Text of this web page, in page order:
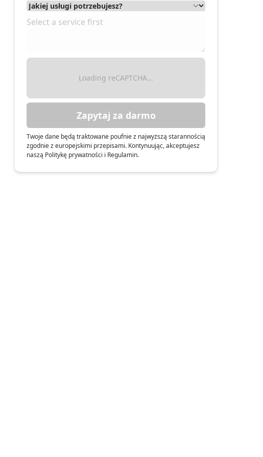
Loading reCAPTCHA...
Zapytaj za darmo
Twoje dane będą traktowane poufnie z najwyższą starannością
zgodnie z europejskimi przepisami. Kontynuując, akceptujesz
naszą Politykę prywatności i Regulamin.